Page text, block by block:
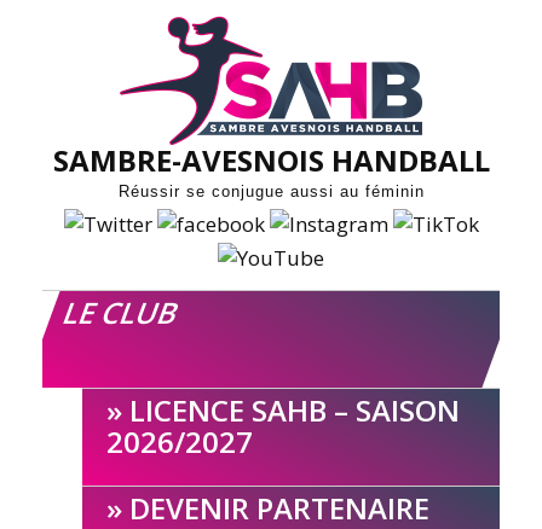
SAMBRE-AVESNOIS HANDBALL
Réussir se conjugue aussi au féminin
LE CLUB
LICENCE SAHB – SAISON
2026/2027
DEVENIR PARTENAIRE